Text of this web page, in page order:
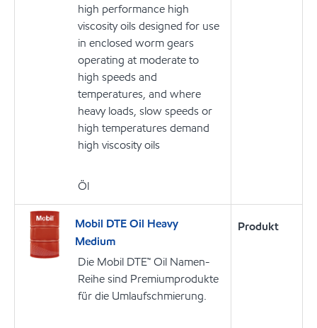
high performance high
viscosity oils designed for use
in enclosed worm gears
operating at moderate to
high speeds and
temperatures, and where
heavy loads, slow speeds or
high temperatures demand
high viscosity oils
Öl
Mobil DTE Oil Heavy
Medium
Die Mobil DTE™ Oil Namen-
Reihe sind Premiumprodukte
für die Umlaufschmierung.
Produkt